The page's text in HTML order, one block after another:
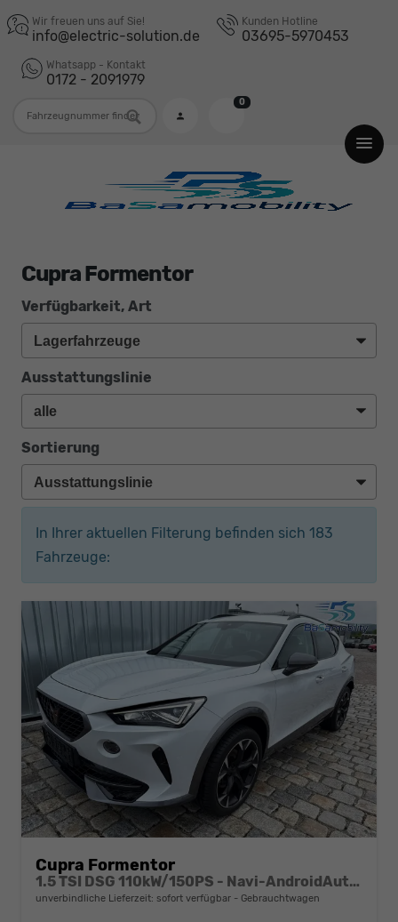
Wir freuen uns auf Sie!
info@electric-solution.de
Kunden Hotline
03695-5970453
Whatsapp - Kontakt
0172 - 2091979
0
Cupra Formentor
Verfügbarkeit, Art
Ausstattungslinie
Sortierung
In Ihrer aktuellen Filterung befinden sich 183
Fahrzeuge:
Cupra Formentor
1.5 TSI DSG 110kW/150PS - Navi-AndroidAuto&AppleCarPlay-ACC-Klimaautomatik 3Zonen-SHZ-Lenkradheizung-LED-PDC-Kamera-Sunset-Alu19"-sofort
unverbindliche Lieferzeit: sofort verfügbar Gebrauchtwagen